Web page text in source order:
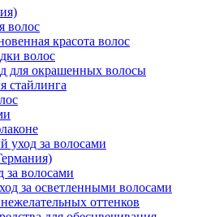
волос
красота волос
волос
для окрашенных волосы
стайлинга
уход за волосами
за волосами
за осветленными волосами
оттенков